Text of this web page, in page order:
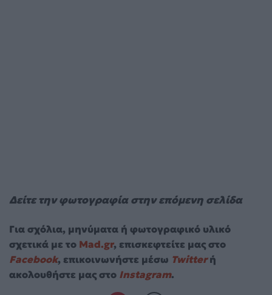
Δείτε την φωτογραφία στην επόμενη σελίδα
Για σχόλια, μηνύματα ή φωτογραφικό υλικό
σχετικά με το Mad.gr, επισκεφτείτε μας στο
Facebook, επικοινωνήστε μέσω Twitterή
ακολουθήστε μας στο Instagram.